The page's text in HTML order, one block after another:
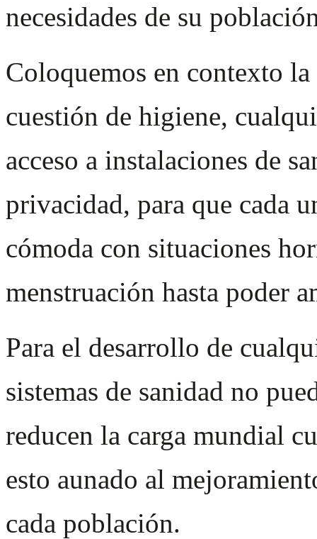
necesidades de su
Coloquemos en contexto
cuestión de higiene,
acceso a instalaciones de
privacidad, para que cada
cómoda con situaciones
menstruación hasta poder
Para el desarrollo de
sistemas de sanidad no
reducen la carga mundial
esto aunado al
cada población.